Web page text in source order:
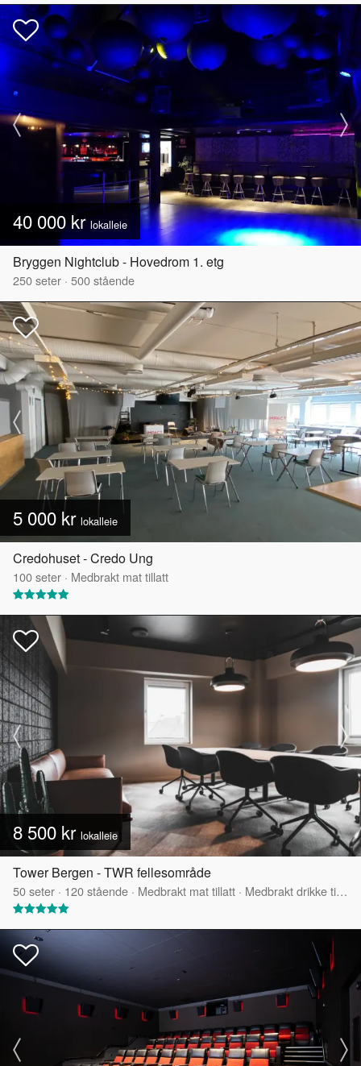
40 000 krlokalleie
Bryggen Nightclub - Hovedrom 1. etg
250seter · 500stående
5 000 kr lokalleie
Credohuset - Credo Ung
100seter · Medbrakt mat tillatt
8 500 kr lokalleie
Tower Bergen - TWR fellesområde
50seter · 120stående · Medbrakt mat tillatt · Medbrakt drikke tillatt